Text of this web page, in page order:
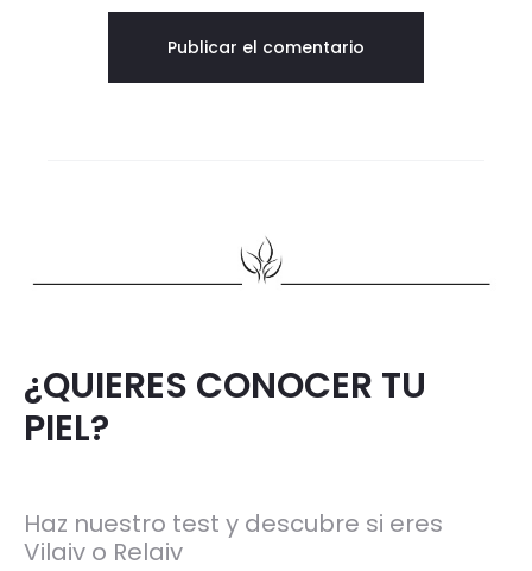
¿QUIERES CONOCER TU
PIEL?
Haz nuestro test y descubre si eres
Vilaiv o Relaiv